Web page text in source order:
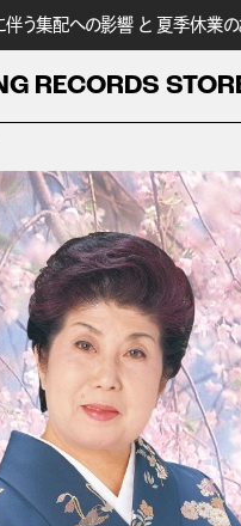
う集配への影響 と 夏季休業
RECORDS